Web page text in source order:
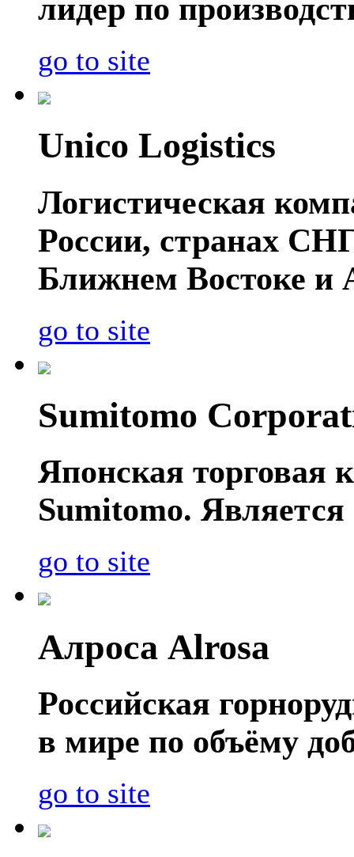
лидер по
go to site
Unico Logistics
Логистическая
России, странах
Ближнем Востоке и
go to site
Sumitomo
Японская торговая
Sumitomo.
go to site
Алроса Alrosa
Российская
в мире по объёму
go to site